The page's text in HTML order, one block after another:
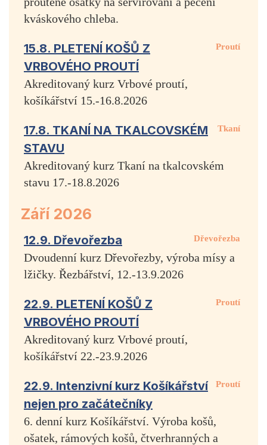
kváskového chleba.
Proutí
15.8. PLETENÍ KOŠŮ Z
VRBOVÉHO PROUTÍ
Akreditovaný kurz Vrbové proutí,
košíkářství 15.-16.8.2026
Tkaní
17.8. TKANÍ NA TKALCOVSKÉM
STAVU
Akreditovaný kurz Tkaní na tkalcovském
stavu 17.-18.8.2026
Září 2026
Dřevořezba
12.9. Dřevořezba
Dvoudenní kurz Dřevořezby, výroba mísy a
lžičky. Řezbářství, 12.-13.9.2026
Proutí
22.9. PLETENÍ KOŠŮ Z
VRBOVÉHO PROUTÍ
Akreditovaný kurz Vrbové proutí,
košíkářství 22.-23.9.2026
Proutí
22.9. Intenzivní kurz Košíkářství
nejen pro začátečníky
6. denní kurz Košíkářství. Výroba košů,
ošatek, rámových košů, čtverhranných a